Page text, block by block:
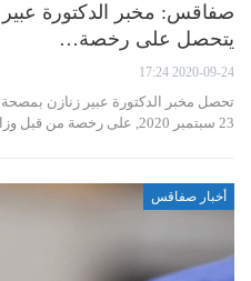
صفاقس: مخبر الدكتورة
يتحصل على رخصة…
2020-09-24 17:24
تحصل مخبر الدكتورة عبير زنازن
23 سبتمبر 2020, على رخصة من قبل وزارة الصحة…
أخبار صفاقس